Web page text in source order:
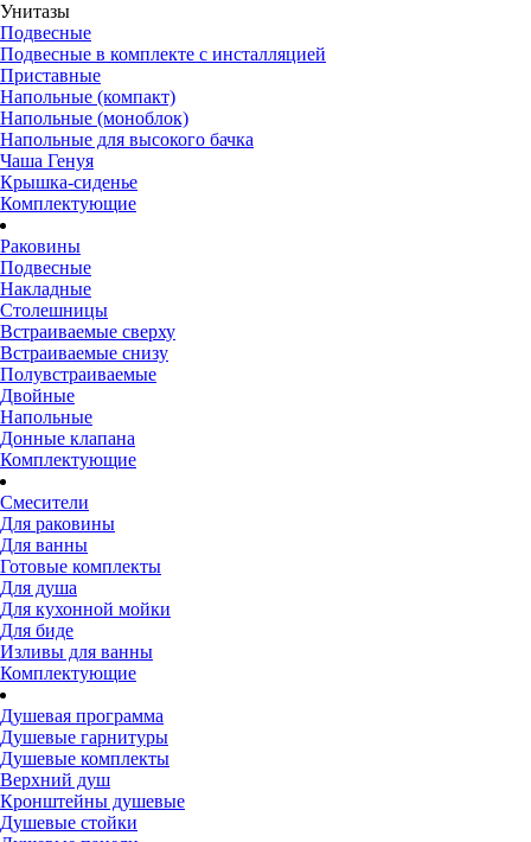
Унитазы
Подвесные
Подвесные в комплекте с инсталляцией
Приставные
Напольные (компакт)
Напольные (моноблок)
Напольные для высокого бачка
Чаша Генуя
Крышка-сиденье
Комплектующие
Раковины
Подвесные
Накладные
Столешницы
Встраиваемые сверху
Встраиваемые снизу
Полувстраиваемые
Двойные
Напольные
Донные клапана
Комплектующие
Смесители
Для раковины
Для ванны
Готовые комплекты
Для душа
Для кухонной мойки
Для биде
Изливы для ванны
Комплектующие
Душевая программа
Душевые гарнитуры
Душевые комплекты
Верхний душ
Кронштейны душевые
Душевые стойки